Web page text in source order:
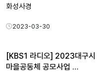
화성사경
2023-03-30
[KBS1 라디오] 2023대구시
마을공동체 공모사업 …